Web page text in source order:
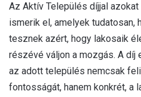
Az Aktív Település díjjal
ismerik el, amelyek tudatosan,
tesznek azért, hogy lakosaik
részévé váljon a mozgás. A díj
az adott település nemcsak
fontosságát, hanem konkrét, a